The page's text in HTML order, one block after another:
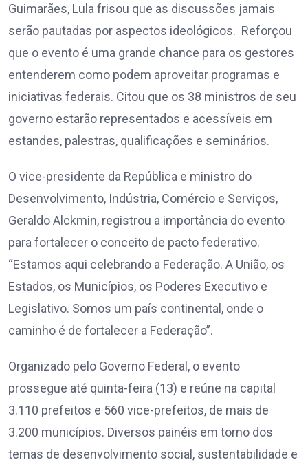
Guimarães, Lula frisou que as discussões jamais
serão pautadas por aspectos ideológicos. Reforçou
que o evento é uma grande chance para os gestores
entenderem como podem aproveitar programas e
iniciativas federais. Citou que os 38 ministros de seu
governo estarão representados e acessíveis em
estandes, palestras, qualificações e seminários.
O vice-presidente da República e ministro do
Desenvolvimento, Indústria, Comércio e Serviços,
Geraldo Alckmin, registrou a importância do evento
para fortalecer o conceito de pacto federativo.
“Estamos aqui celebrando a Federação. A União, os
Estados, os Municípios, os Poderes Executivo e
Legislativo. Somos um país continental, onde o
caminho é de fortalecer a Federação”.
Organizado pelo Governo Federal, o evento
prossegue até quinta-feira (13) e reúne na capital
3.110 prefeitos e 560 vice-prefeitos, de mais de
3.200 municípios. Diversos painéis em torno dos
temas de desenvolvimento social, sustentabilidade e